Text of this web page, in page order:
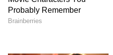
இருக்குமோ என்ற
விசாரணை நடத்தி
தமிழக டிஜிபி